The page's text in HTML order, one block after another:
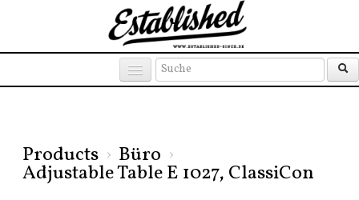
Products › Büro ›
Adjustable Table E 1027, ClassiCon